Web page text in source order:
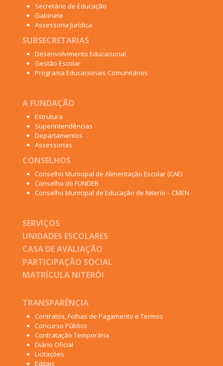
Secretário de Educação
Gabinete
Assessoria Jurídica
SUBSECRETARIAS
Desenvolvimento Educacional
Gestão Escolar
Programa Educacionais Comunitários
A FUNDAÇÃO
Estrutura
Superintendências
Departamentos
Assessorias
CONSELHOS
Conselho Municipal de Alimentação Escolar (CAE)
Conselho do FUNDEB
Conselho Municipal de Educação de Niterói – CMEN
SERVIÇOS
UNIDADES ESCOLARES
CASA DE AVALIAÇÃO
PARTICIPAÇÃO SOCIAL
MATRÍCULA NITERÓI
TRANSPARÊNCIA
Contratos, Folhas de Pagamento e Termos
Concurso Público
Contratação Temporária
Diário Oficial
Licitações
Editais